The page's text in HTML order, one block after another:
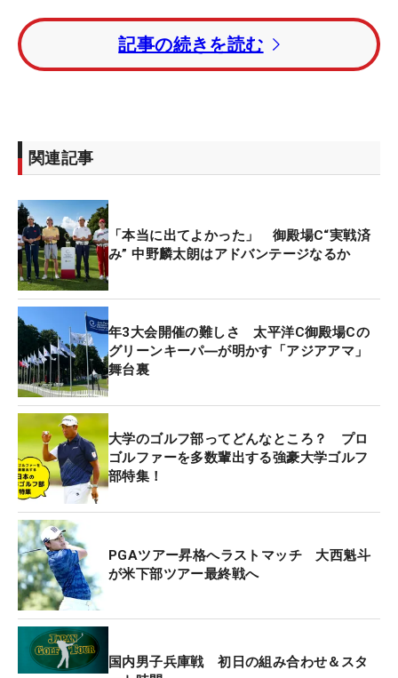
3年連続3回目の出場となる17歳の松井は、昨年の
「四国アマチュアゴルフ選手権」をはじめ、2022年
の「日本ジュニア男子」（15歳～17歳の部）で優勝
きだ。今大会の印象については、「優勝すればマス
ターズ、全英オープンに出場できるので、なかなか
英樹（10、11年）、金谷拓実（18年）、そして中
島啓太（21年）が、ここから海外メジャーへの出場
を叶えていったこともあり、まさに世界への登竜門
になる大会と位置づけている。
2年連続2回目の出場となるのが東北福祉大の18歳・
佐藤。落ち着いた受け答えでいわば優等生タイプと
言ったところか。「アジアのトッププレーヤーが集
まって、優勝すればマスターズに出場できるという
ことで、緊張感のあるフィールドになっているとい
う印象です」と今大会の印象について述べる。
そして初めて出場する本。アリゾナ大への進学が決
まっている19歳は、松山の活躍が特に印象深いよう
で「日本開催の時に松山さんが優勝されて、人生が
変わる大会というか、1年に1回の大きなイベントだ
と思います」と目を輝かせながら話していた。
こうして、それぞれが今大会への思いを述べたとこ
ろで、続いてはコースの印象について質問が飛ん
記事の続きを読む
関連記事
「本当に出てよかった」 御殿場C“実戦済
み” 中野麟太朗はアドバンテージなるか
年3大会開催の難しさ 太平洋C御殿場Cの
グリーンキーパ―が明かす「アジアアマ」
舞台裏
大学のゴルフ部ってどんなところ？ プロ
ゴルファーを多数輩出する強豪大学ゴルフ
部特集！
PGAツアー昇格へラストマッチ 大西魁斗
が米下部ツアー最終戦へ
国内男子兵庫戦 初日の組み合わせ＆スタ